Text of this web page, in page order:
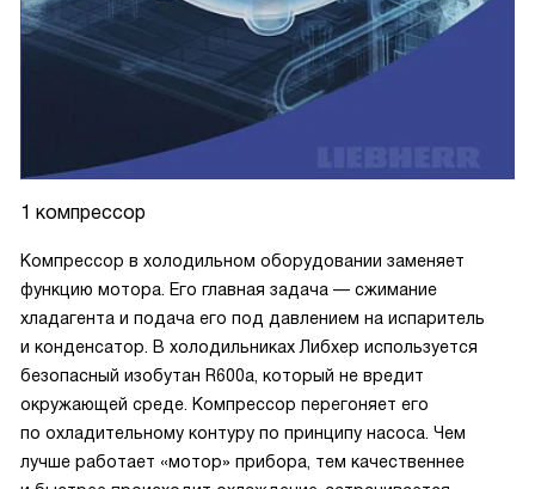
1 компрессор
Компрессор в холодильном оборудовании заменяет
функцию мотора. Его главная задача — сжимание
хладагента и подача его под давлением на испаритель
и конденсатор. В холодильниках Либхер используется
безопасный изобутан R600a, который не вредит
окружающей среде. Компрессор перегоняет его
по охладительному контуру по принципу насоса. Чем
лучше работает «мотор» прибора, тем качественнее